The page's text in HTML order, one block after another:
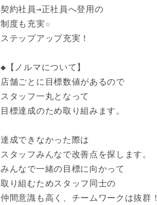
契約社員→正社員へ登用の
制度も充実☆
ステップアップ充実！
◆【ノルマについて】
店舗ごとに目標数値があるので
スタッフ一丸となって
目標達成のため取り組みます。
達成できなかった際は
スタッフみんなで改善点を探します。
みんなで一緒の目標に向かって
取り組むためスタッフ同士の
仲間意識も高く、チームワークは抜群！